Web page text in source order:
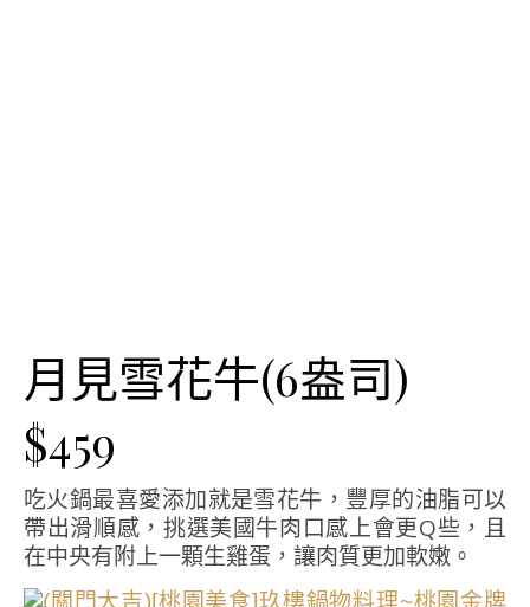
月見雪花牛(6盎司)
$459
吃火鍋最喜愛添加就是雪花牛，豐厚的油脂可以
帶出滑順感，挑選美國牛肉口感上會更Q些，且
在中央有附上一顆生雞蛋，讓肉質更加軟嫩。